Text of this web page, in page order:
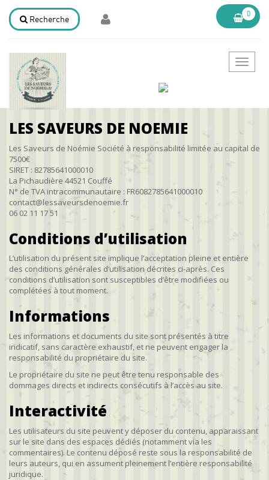
Recherche
0
LES SAVEURS DE NOEMIE
Les Saveurs de Noémie Société à responsabilité limitée au capital de
7500€
SIRET : 82785641000010
La Pichaudière 44521 Couffé
N° de TVA intracommunautaire : FR6082785641000010
contact@lessaveursdenoemie.fr
06 02 11 17 51
Conditions d’utilisation
L’utilisation du présent site implique l’acceptation pleine et entière
des conditions générales d’utilisation décrites ci-après. Ces
conditions d’utilisation sont susceptibles d’être modifiées ou
complétées à tout moment.
Informations
Les informations et documents du site sont présentés à titre
indicatif, sans caractère exhaustif, et ne peuvent engager la
responsabilité du propriétaire du site.
Le propriétaire du site ne peut être tenu responsable des
dommages directs et indirects consécutifs à l’accès au site.
Interactivité
Les utilisateurs du site peuvent y déposer du contenu, apparaissant
sur le site dans des espaces dédiés (notamment via les
commentaires). Le contenu déposé reste sous la responsabilité de
leurs auteurs, qui en assument pleinement l’entière responsabilité
juridique.